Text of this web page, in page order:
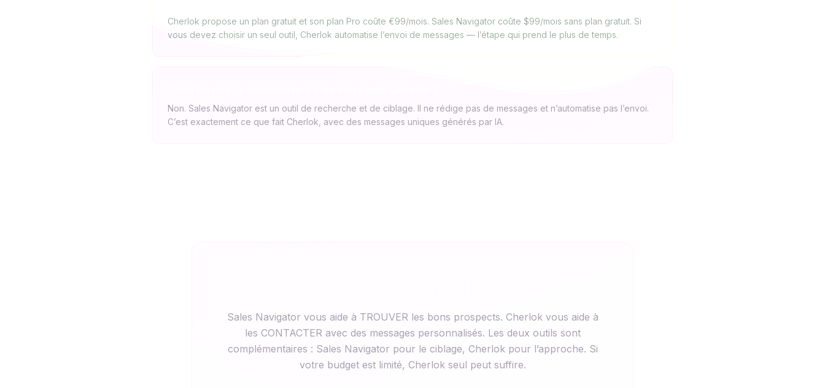
Cherlok propose un plan gratuit et son plan Pro coûte €99/mois. Sales Navigator coûte $99/mois sans plan gratuit. Si
vous devez choisir un seul outil, Cherlok automatise l’envoi de messages — l’étape qui prend le plus de temps.
Non. Sales Navigator est un outil de recherche et de ciblage. Il ne rédige pas de messages et n’automatise pas l’envoi.
C’est exactement ce que fait Cherlok, avec des messages uniques générés par IA.
Sales Navigator vous aide à TROUVER les bons prospects. Cherlok vous aide à
les CONTACTER avec des messages personnalisés. Les deux outils sont
complémentaires : Sales Navigator pour le ciblage, Cherlok pour l’approche. Si
votre budget est limité, Cherlok seul peut suffire.